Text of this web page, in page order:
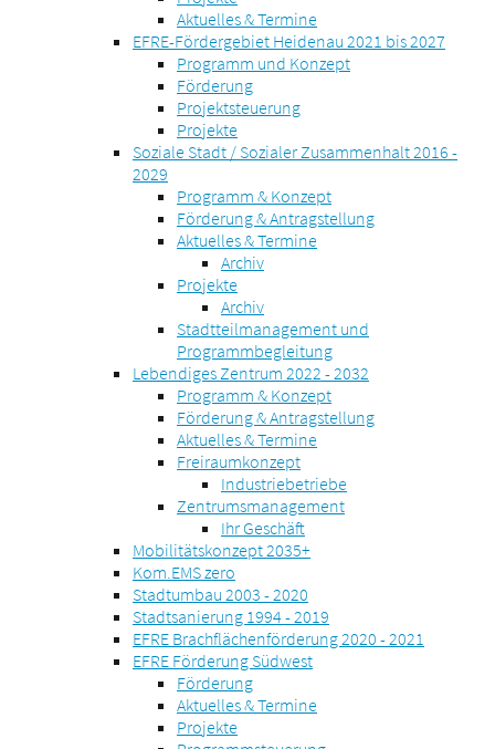
Aktuelles & Termine
EFRE-Fördergebiet Heidenau 2021 bis 2027
Programm und Konzept
Förderung
Projektsteuerung
Projekte
Soziale Stadt / Sozialer Zusammenhalt 2016 -
2029
Programm & Konzept
Förderung & Antragstellung
Aktuelles & Termine
Archiv
Projekte
Archiv
Stadtteilmanagement und
Programmbegleitung
Lebendiges Zentrum 2022 - 2032
Programm & Konzept
Förderung & Antragstellung
Aktuelles & Termine
Freiraumkonzept
Industriebetriebe
Zentrumsmanagement
Ihr Geschäft
Mobilitätskonzept 2035+
Kom.EMS zero
Stadtumbau 2003 - 2020
Stadtsanierung 1994 - 2019
EFRE Brachflächenförderung 2020 - 2021
EFRE Förderung Südwest
Förderung
Aktuelles & Termine
Projekte